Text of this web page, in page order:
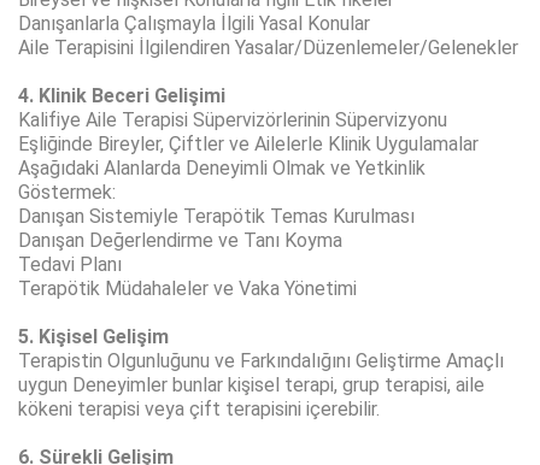
Danışanlarla Çalışmayla İlgili Yasal Konular
Aile Terapisini İlgilendiren Yasalar/Düzenlemeler/Gelenekler
4. Klinik Beceri Gelişimi
Kalifiye Aile Terapisi Süpervizörlerinin Süpervizyonu
Eşliğinde Bireyler, Çiftler ve Ailelerle Klinik Uygulamalar
Aşağıdaki Alanlarda Deneyimli Olmak ve Yetkinlik
Göstermek:
Danışan Sistemiyle Terapötik Temas Kurulması
Danışan Değerlendirme ve Tanı Koyma
Tedavi Planı
Terapötik Müdahaleler ve Vaka Yönetimi
5. Kişisel Gelişim
Terapistin Olgunluğunu ve Farkındalığını Geliştirme Amaçlı
uygun Deneyimler bunlar kişisel terapi, grup terapisi, aile
kökeni terapisi veya çift terapisini içerebilir.
6. Sürekli Gelişim